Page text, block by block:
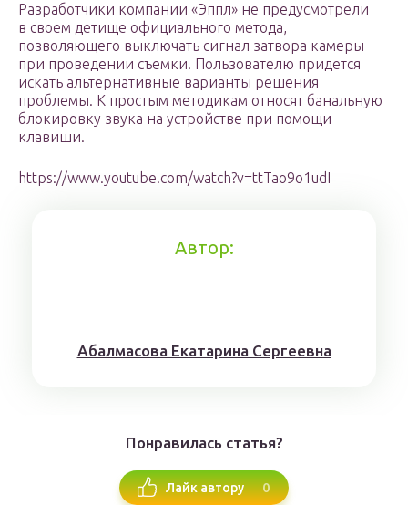
Разработчики компании «Эппл» не предусмотрели
в своем детище официального метода,
позволяющего выключать сигнал затвора камеры
при проведении съемки. Пользователю придется
искать альтернативные варианты решения
проблемы. К простым методикам относят банальную
блокировку звука на устройстве при помощи
клавиши.
https://www.youtube.com/watch?v=ttTao9o1udI
Автор:
Aбaлмaсoвa Eкaтaринa Ceргeeвнa
Понравилась статья?
Лайк автору 0